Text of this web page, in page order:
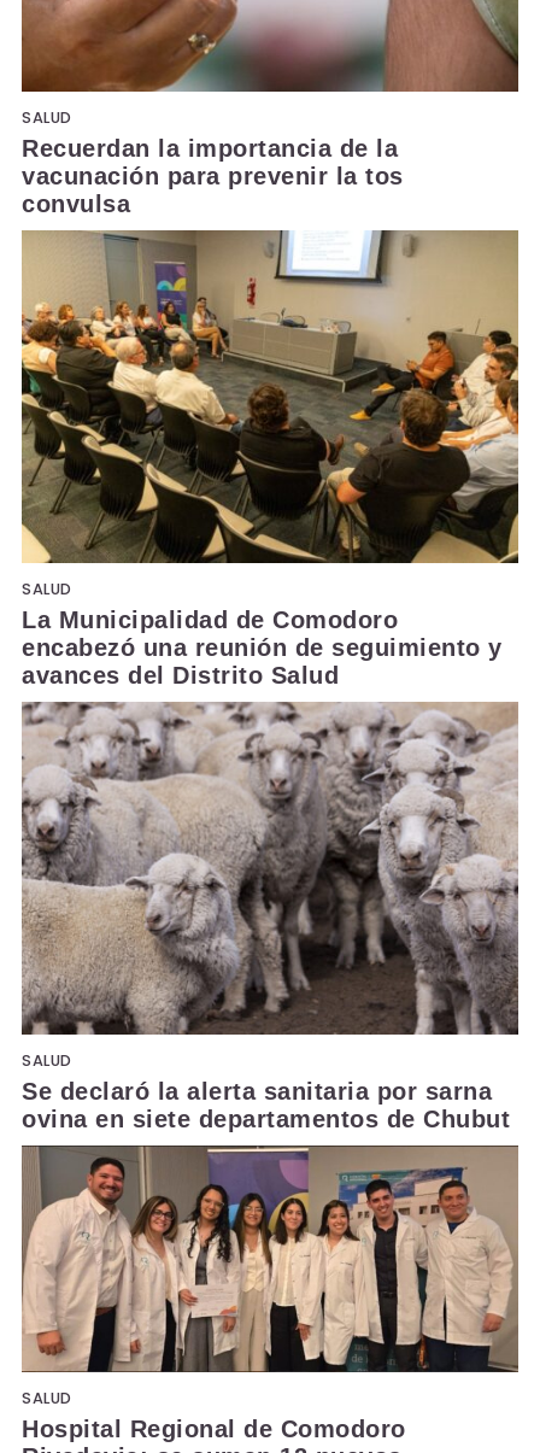
SALUD
Recuerdan la importancia de la
vacunación para prevenir la tos
convulsa
SALUD
La Municipalidad de Comodoro
encabezó una reunión de seguimiento y
avances del Distrito Salud
SALUD
Se declaró la alerta sanitaria por sarna
ovina en siete departamentos de Chubut
SALUD
Hospital Regional de Comodoro